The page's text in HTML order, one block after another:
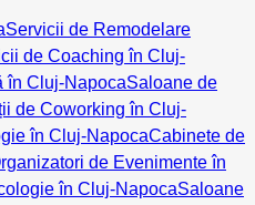
Servicii de Remodelare
de Coaching în Cluj-
în Cluj-NapocaSaloane de
de Coworking în Cluj-
în Cluj-NapocaCabinete de
de Evenimente în
în Cluj-NapocaSaloane